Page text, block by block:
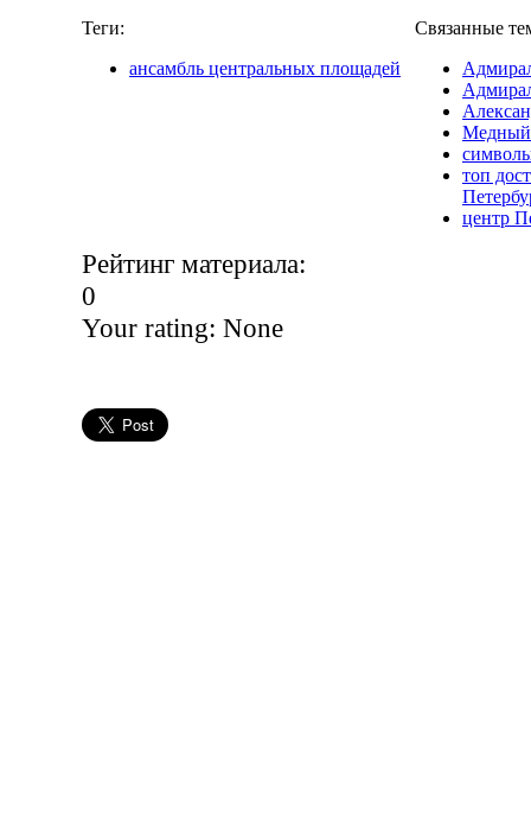
Теги:
ансамбль центральных площадей
Связанные
Медный
топ
центр
Рейтинг материала:
0
Your rating: None